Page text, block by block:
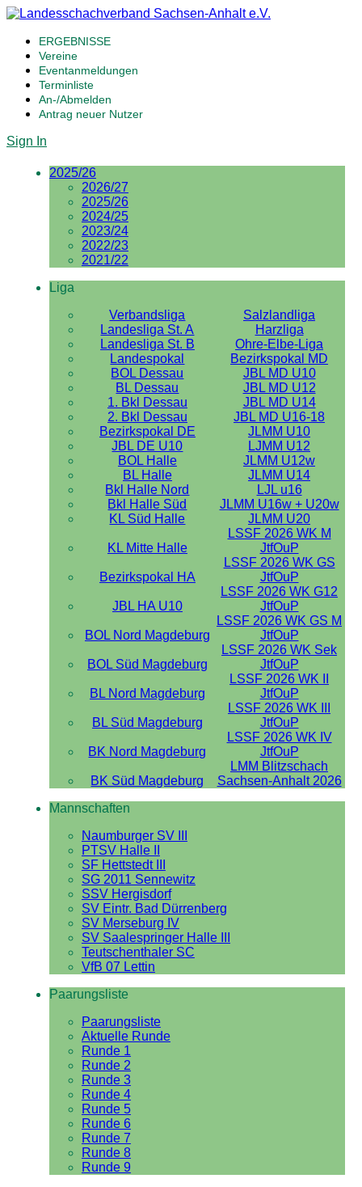
ERGEBNISSE
Vereine
Eventanmeldungen
Terminliste
An-/Abmelden
Antrag neuer Nutzer
Sign In
2025/26
2026/27
2025/26
2024/25
2023/24
2022/23
2021/22
Liga
Verbandsliga
Salzlandliga
Landesliga St. A
Harzliga
Landesliga St. B
Ohre-Elbe-Liga
Landespokal
Bezirkspokal MD
BOL Dessau
JBL MD U10
BL Dessau
JBL MD U12
1. Bkl Dessau
JBL MD U14
2. Bkl Dessau
JBL MD U16-18
Bezirkspokal DE
JLMM U10
JBL DE U10
LJMM U12
BOL Halle
JLMM U12w
BL Halle
JLMM U14
Bkl Halle Nord
LJL u16
Bkl Halle Süd
JLMM U16w + U20w
KL Süd Halle
JLMM U20
KL Mitte Halle
LSSF 2026 WK M
JtfOuP
Bezirkspokal HA
LSSF 2026 WK GS
JtfOuP
JBL HA U10
LSSF 2026 WK G12
JtfOuP
BOL Nord Magdeburg
LSSF 2026 WK GS M
JtfOuP
BOL Süd Magdeburg
LSSF 2026 WK Sek
JtfOuP
BL Nord Magdeburg
LSSF 2026 WK II
JtfOuP
BL Süd Magdeburg
LSSF 2026 WK III
JtfOuP
BK Nord Magdeburg
LSSF 2026 WK IV
JtfOuP
BK Süd Magdeburg
LMM Blitzschach
Sachsen-Anhalt 2026
Mannschaften
Naumburger SV III
PTSV Halle II
SF Hettstedt III
SG 2011 Sennewitz
SSV Hergisdorf
SV Eintr. Bad Dürrenberg
SV Merseburg IV
SV Saalespringer Halle III
Teutschenthaler SC
VfB 07 Lettin
Paarungsliste
Paarungsliste
Aktuelle Runde
Runde 1
Runde 2
Runde 3
Runde 4
Runde 5
Runde 6
Runde 7
Runde 8
Runde 9